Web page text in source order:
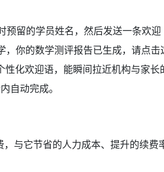
预留的学员姓名，然后发送一条欢迎
，你的数学测评报告已生成，请点击
性化欢迎语，能瞬间拉近机构与家长
自动完成。
与它节省的人力成本、提升的续费